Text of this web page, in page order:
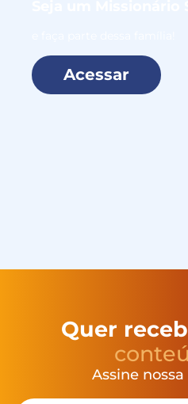
Acessar
Quer
Assine